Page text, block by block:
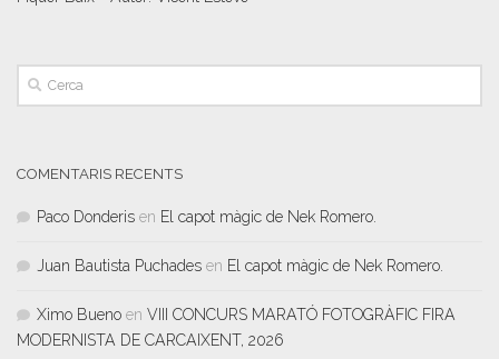
COMENTARIS RECENTS
Paco Donderis en El capot màgic de Nek Romero.
Juan Bautista Puchades en El capot màgic de Nek Romero.
Ximo Bueno en VIII CONCURS MARATÓ FOTOGRÀFIC FIRA
MODERNISTA DE CARCAIXENT, 2026